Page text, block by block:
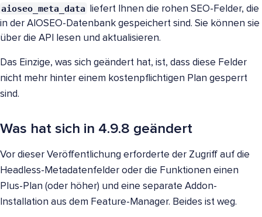
aioseo_meta_data
liefert Ihnen die rohen SEO-Felder, die
in der AIOSEO-Datenbank gespeichert sind. Sie können sie
über die API lesen und aktualisieren.
Das Einzige, was sich geändert hat, ist, dass diese Felder
nicht mehr hinter einem kostenpflichtigen Plan gesperrt
sind.
Was hat sich in 4.9.8 geändert
Vor dieser Veröffentlichung erforderte der Zugriff auf die
Headless-Metadatenfelder oder die Funktionen einen
Plus-Plan (oder höher) und eine separate Addon-
Installation aus dem Feature-Manager. Beides ist weg.